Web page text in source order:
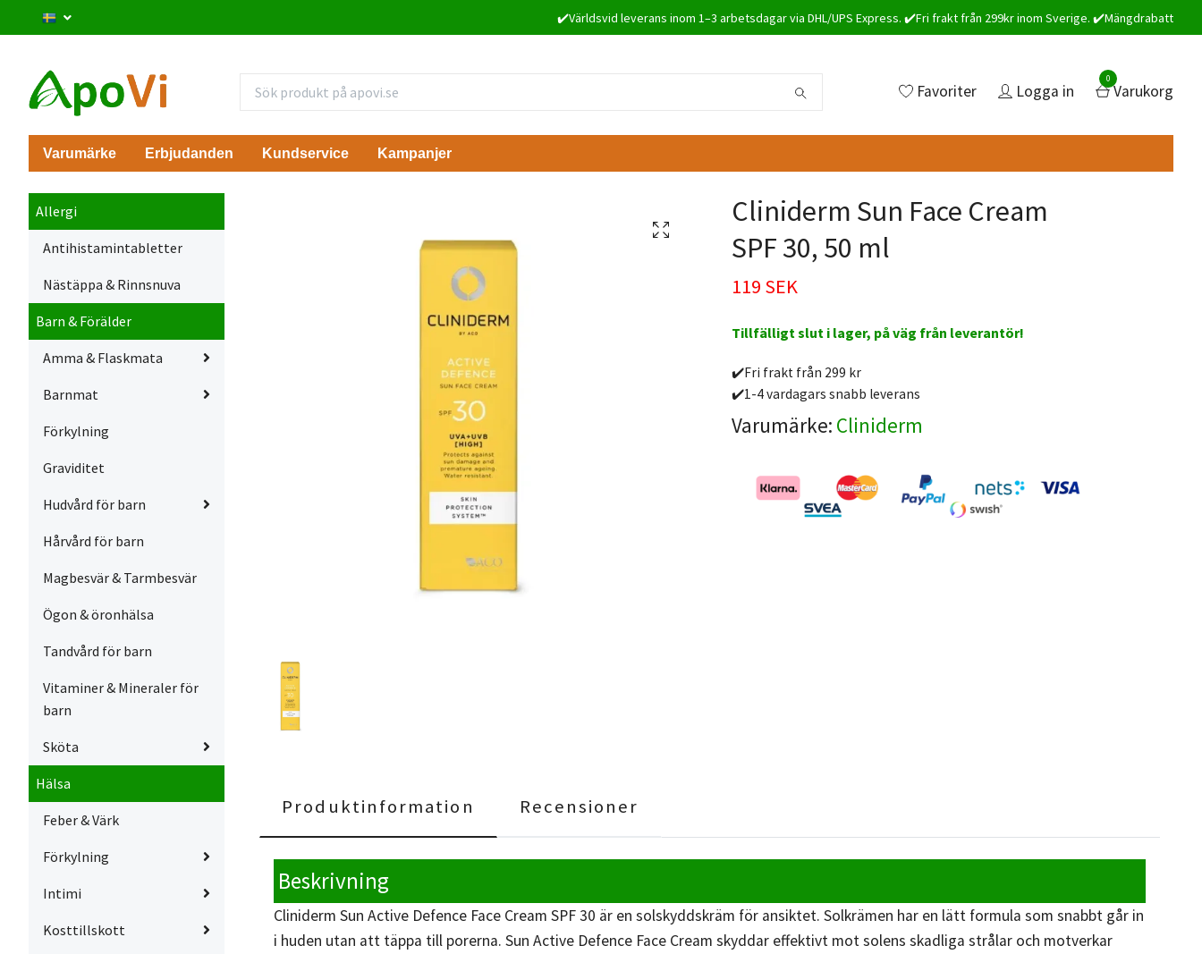
✔️Världsvid leverans inom 1–3 arbetsdagar via DHL/UPS Express. ✔️Fri frakt från 299kr inom Sverige. ✔️Mängdrabatt
Favoriter Logga in
0
Varukorg
Varumärke Erbjudanden Kundservice Kampanjer
Allergi
Antihistamintabletter
Nästäppa & Rinnsnuva
Barn & Förälder
Amma & Flaskmata
Barnmat
Förkylning
Graviditet
Hudvård för barn
Hårvård för barn
Magbesvär & Tarmbesvär
Ögon & öronhälsa
Tandvård för barn
Vitaminer & Mineraler för
barn
Sköta
Hälsa
Feber & Värk
Förkylning
Intimi
Kosttillskott
Cliniderm Sun Face Cream
SPF 30, 50 ml
119 SEK
Tillfälligt slut i lager, på väg från leverantör!
✔️Fri frakt från 299 kr
✔️1-4 vardagars snabb leverans
Varumärke: Cliniderm
Produktinformation Recensioner
Beskrivning
Cliniderm Sun Active Defence Face Cream SPF 30 är en solskyddskräm för ansiktet. Solkrämen har en lätt formula som snabbt går in
i huden utan att täppa till porerna. Sun Active Defence Face Cream skyddar effektivt mot solens skadliga strålar och motverkar